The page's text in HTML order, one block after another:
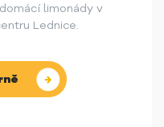
limonády v
Lednice.